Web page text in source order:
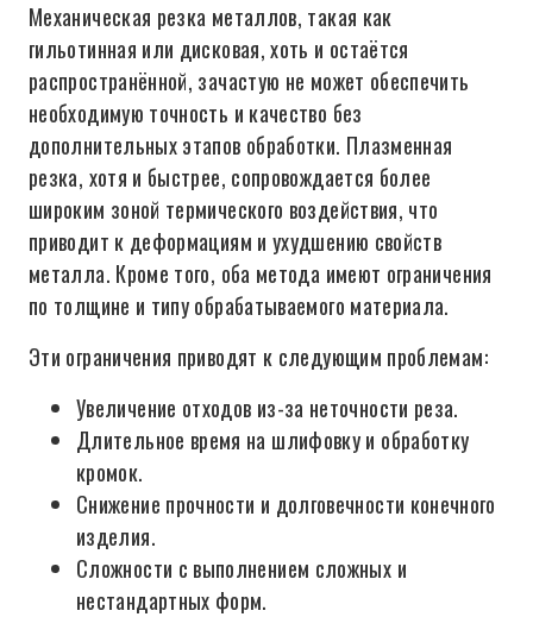
Механическая резка металлов, такая как
гильотинная или дисковая, хоть и остаётся
распространённой, зачастую не может обеспечить
необходимую точность и качество без
дополнительных этапов обработки. Плазменная
резка, хотя и быстрее, сопровождается более
широким зоной термического воздействия, что
приводит к деформациям и ухудшению свойств
металла. Кроме того, оба метода имеют ограничения
по толщине и типу обрабатываемого материала.
Эти ограничения приводят к следующим проблемам:
Увеличение отходов из-за неточности реза.
Длительное время на шлифовку и обработку
кромок.
Снижение прочности и долговечности конечного
изделия.
Сложности с выполнением сложных и
нестандартных форм.